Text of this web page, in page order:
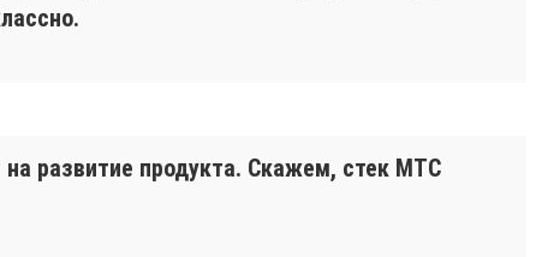
развитие продукта. Скажем, стек МТС